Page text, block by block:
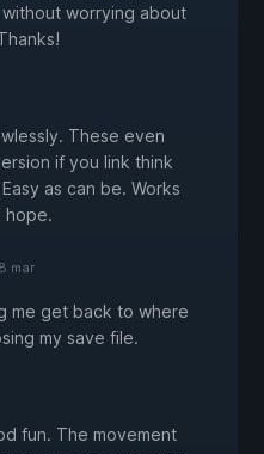
worrying about
These even
if you link think
as can be. Works
hope.
mar
me get back to where
my save file.
fun. The movement